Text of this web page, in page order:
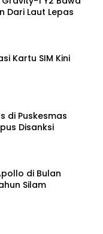
Dari Laut Lepas
Kartu SIM Kini
di Puskesmas
Disanksi
di Bulan
Silam